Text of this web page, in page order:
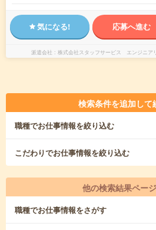
気になる! 応募へ進む
派遣会社 株式会社スタッフサービス エンジニア
検索条件を追加して
職種でお仕事情報を絞り込む
こだわりでお仕事情報を絞り込む
他の検索結果ペー
職種でお仕事情報をさがす